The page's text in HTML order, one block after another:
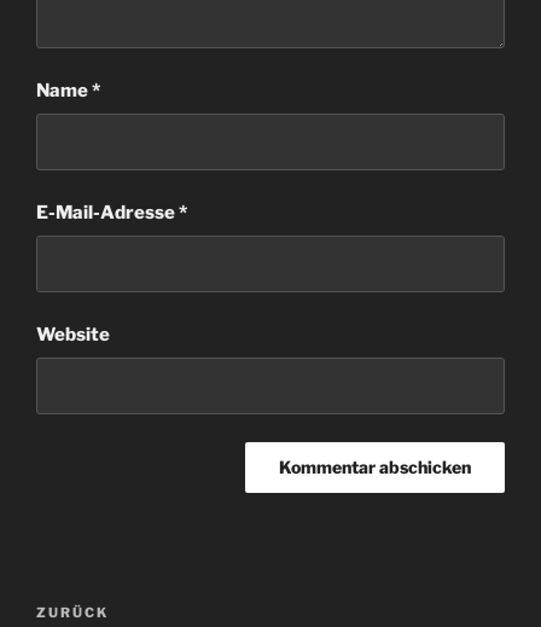
Name*
E-Mail-Adresse*
Website
Beitragsnavigation
Vorheriger
ZURÜCK